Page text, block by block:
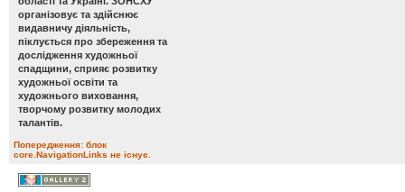
організовує та здійснює
видавничу діяльність,
піклується про збереження та
дослідження художньої
спадщини, сприяє розвитку
художньої освіти та
художнього виховання,
творчому розвитку молодих
талантів.
Попередження: блок
core.NavigationLinks не існує.